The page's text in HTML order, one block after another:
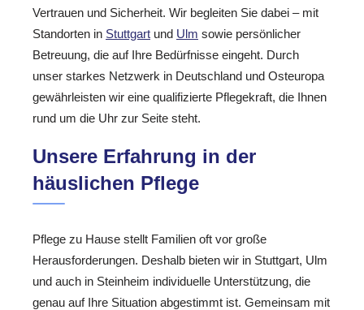
Vertrauen und Sicherheit. Wir begleiten Sie dabei – mit
Standorten in Stuttgart und Ulm sowie persönlicher
Betreuung, die auf Ihre Bedürfnisse eingeht. Durch
unser starkes Netzwerk in Deutschland und Osteuropa
gewährleisten wir eine qualifizierte Pflegekraft, die Ihnen
rund um die Uhr zur Seite steht.
Unsere Erfahrung in der
häuslichen Pflege
Pflege zu Hause stellt Familien oft vor große
Herausforderungen. Deshalb bieten wir in Stuttgart, Ulm
und auch in Steinheim individuelle Unterstützung, die
genau auf Ihre Situation abgestimmt ist. Gemeinsam mit